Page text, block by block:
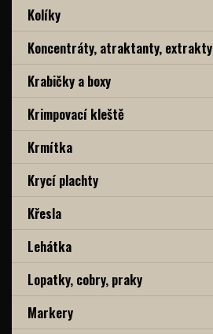
Kolíky
Koncentráty, atraktanty, extrakty
Krabičky a boxy
Krimpovací kleště
Krmítka
Krycí plachty
Křesla
Lehátka
Lopatky, cobry, praky
Markery